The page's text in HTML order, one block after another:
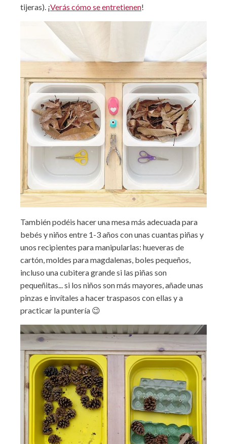
tijeras). ¡Verás cómo se entretienen!
También podéis hacer una mesa más adecuada para
bebés y niños entre 1-3 años con unas cuantas piñas y
unos recipientes para manipularlas: hueveras de
cartón, moldes para magdalenas, boles pequeños,
incluso una cubitera grande si las piñas son
pequeñitas... si los niños son más mayores, añade unas
pinzas e invítales a hacer traspasos con ellas y a
practicar la puntería 😉